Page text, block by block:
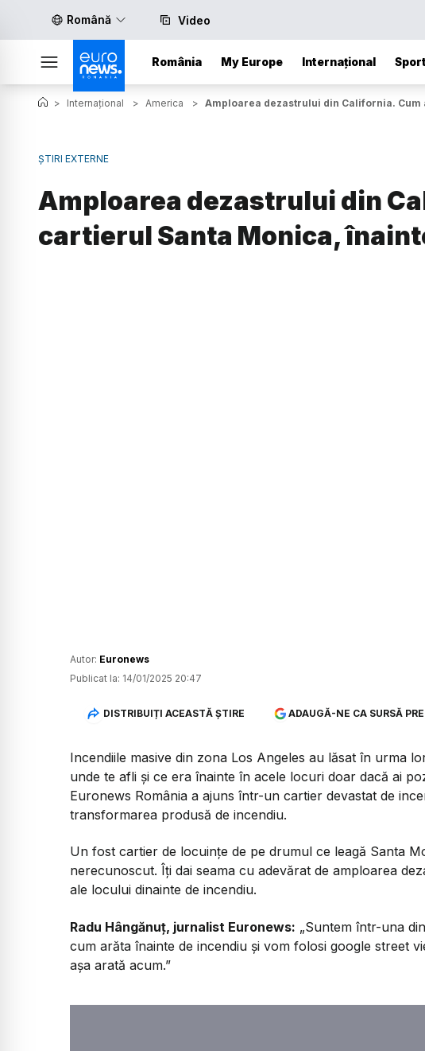
Română Video
România My Europe Internațional Sport
> Internațional > America > Amploarea dezastrului din California.
ȘTIRI EXTERNE
Amploarea dezastrului din
cartierul Santa Monica,
Autor: Euronews
Publicat la: 14/01/2025 20:47
DISTRIBUIȚI ACEASTĂ ȘTIRE ADAUGĂ-NE CA SURSĂ
Incendiile masive din zona Los Angeles au lăsat în urma
unde te afli și ce era înainte în acele locuri doar dacă ai
Euronews România a ajuns într-un cartier devastat de
transformarea produsă de incendiu.
Un fost cartier de locuințe de pe drumul ce leagă Santa
nerecunoscut. Îți dai seama cu adevărat de amploarea
ale locului dinainte de incendiu.
Radu Hângănuț, jurnalist Euronews: „Suntem într-una
cum arăta înainte de incendiu și vom folosi google street
așa arată acum.”